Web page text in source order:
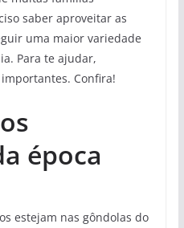
saber aproveitar as
uma maior variedade
Para te ajudar,
Confira!
época
estejam nas gôndolas do